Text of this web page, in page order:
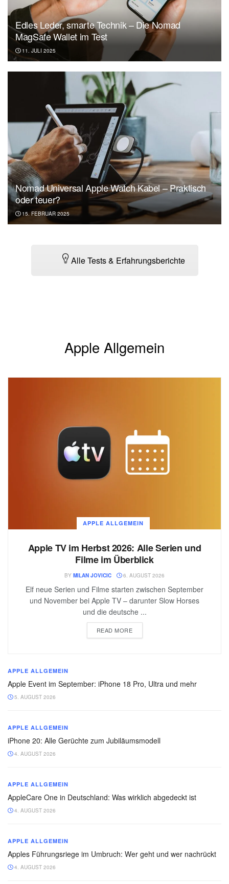
Edles Leder, smarte Technik – Die Nomad
MagSafe Wallet im Test
11. JULI 2025
Nomad Universal Apple Watch Kabel – Praktisch
oder teuer?
15. FEBRUAR 2025
Alle Tests & Erfahrungsberichte
Apple Allgemein
APPLE ALLGEMEIN
Apple TV im Herbst 2026: Alle Serien und
Filme im Überblick
BY MILAN JOVICIC 6. AUGUST 2026
Elf neue Serien und Filme starten zwischen September
und November bei Apple TV – darunter Slow Horses
und die deutsche ...
READ MORE
APPLE ALLGEMEIN
Apple Event im September: iPhone 18 Pro, Ultra und mehr
5. AUGUST 2026
APPLE ALLGEMEIN
iPhone 20: Alle Gerüchte zum Jubiläumsmodell
4. AUGUST 2026
APPLE ALLGEMEIN
AppleCare One in Deutschland: Was wirklich abgedeckt ist
4. AUGUST 2026
APPLE ALLGEMEIN
Apples Führungsriege im Umbruch: Wer geht und wer nachrückt
4. AUGUST 2026